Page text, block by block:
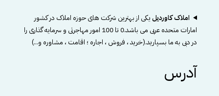
املاک کاوردیلیکی از بهترین شرکت های حوزه املاک در کشور
امارات متحده عربی می باشد.0 تا 100 امور مهاجرتی و سرمایه گذاری را
در دبی به ما بسپارید.(خرید ، فروش ، اجاره ؛ اقامت ، مشاوره و...)
آدرس